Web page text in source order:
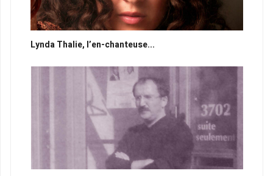
Lynda Thalie, l’en-chanteuse...